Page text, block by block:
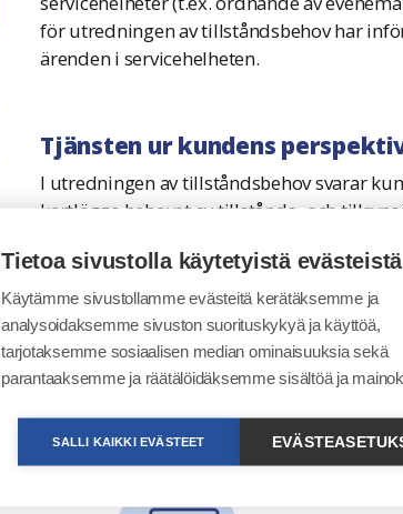
för utredningen av tillståndsbehov har
ärenden i servicehelheten.
Tjänsten ur kundens
I utredningen av tillståndsbehov svarar
kartlägga behovet av tillstånds- och
svar fastställer och begränsar kundens
nödvändiga och eventuellt nödvändiga
kan när som helst avbryta utredningen
ansvarar för inhämtandet av nödvändiga
väljs. Funktionen finns på tjänstens
behöver inte logga in tjänsten för att
Tietoa sivustolla käytetyistä evästeistä
Käytämme sivustollamme evästeitä kerätäksemme ja
analysoidaksemme sivuston suorituskykyä ja käyttöä,
tarjotaksemme sosiaalisen median ominaisuuksia sekä
parantaaksemme ja räätälöidäksemme sisältöä ja
SALLI KAIKKI EVÄSTEET